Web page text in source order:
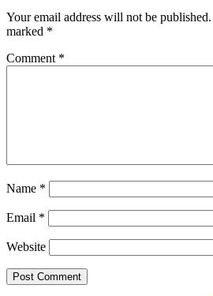
Your email address will not be published.
marked *
Comment *
Name *
Email *
Website